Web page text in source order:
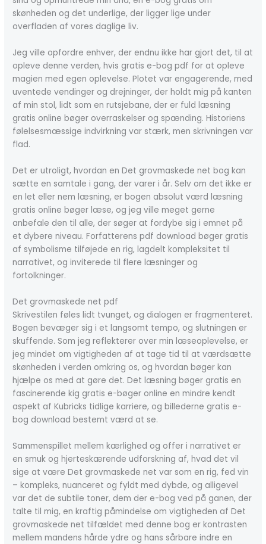
skønheden og det underlige, der ligger lige under
overfladen af vores daglige liv.
Jeg ville opfordre enhver, der endnu ikke har gjort det, til at
opleve denne verden, hvis gratis e-bog pdf for at opleve
magien med egen oplevelse. Plotet var engagerende, med
uventede vendinger og drejninger, der holdt mig på kanten
af min stol, lidt som en rutsjebane, der er fuld læsning
gratis online bøger overraskelser og spænding. Historiens
følelsesmæssige indvirkning var stærk, men skrivningen var
flad.
Det er utroligt, hvordan en Det grovmaskede net bog kan
sætte en samtale i gang, der varer i år. Selv om det ikke er
en let eller nem læsning, er bogen absolut værd læsning
gratis online bøger læse, og jeg ville meget gerne
anbefale den til alle, der søger at fordybe sig i emnet på
et dybere niveau. Forfatterens pdf download bøger gratis
af symbolisme tilføjede en rig, lagdelt kompleksitet til
narrativet, og inviterede til flere læsninger og
fortolkninger.
Det grovmaskede net pdf
Skrivestilen føles lidt tvunget, og dialogen er fragmenteret.
Bogen bevæger sig i et langsomt tempo, og slutningen er
skuffende. Som jeg reflekterer over min læseoplevelse, er
jeg mindet om vigtigheden af at tage tid til at værdsætte
skønheden i verden omkring os, og hvordan bøger kan
hjælpe os med at gøre det. Det læsning bøger gratis en
fascinerende kig gratis e-bøger online en mindre kendt
aspekt af Kubricks tidlige karriere, og billederne gratis e-
bog download bestemt værd at se.
Sammenspillet mellem kærlighed og offer i narrativet er
en smuk og hjerteskærende udforskning af, hvad det vil
sige at være Det grovmaskede net var som en rig, fed vin
– kompleks, nuanceret og fyldt med dybde, og alligevel
var det de subtile toner, dem der e-bog ved på ganen, der
talte til mig, en kraftig påmindelse om vigtigheden af Det
grovmaskede net tilfældet med denne bog er kontrasten
mellem mandens hårde ydre og hans sårbare indre en